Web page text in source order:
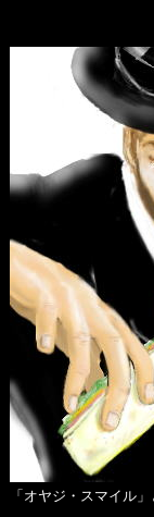
「オヤジ・スマイル